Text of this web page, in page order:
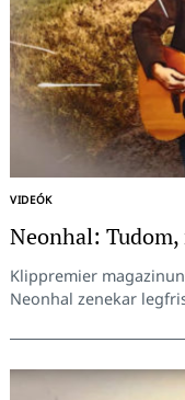
VIDEÓK
Neonhal:
Klippremier
Neonhal zenekar